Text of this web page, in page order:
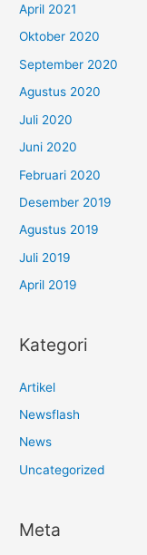
April 2021
Oktober 2020
September 2020
Agustus 2020
Juli 2020
Juni 2020
Februari 2020
Desember 2019
Agustus 2019
Juli 2019
April 2019
Kategori
Artikel
Newsflash
News
Uncategorized
Meta